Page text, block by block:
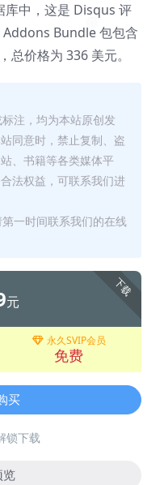
❅
库中，这是 Disqus 评
Bundle 包包含
价格为 336 美元。
注，均为本站原创发
同意时，禁止复制、盗
、书籍等各类媒体平
法权益，可联系我们进
一时间联系我们的在线
下载
元
永久SVIP会员
免费
买
锁下载
览